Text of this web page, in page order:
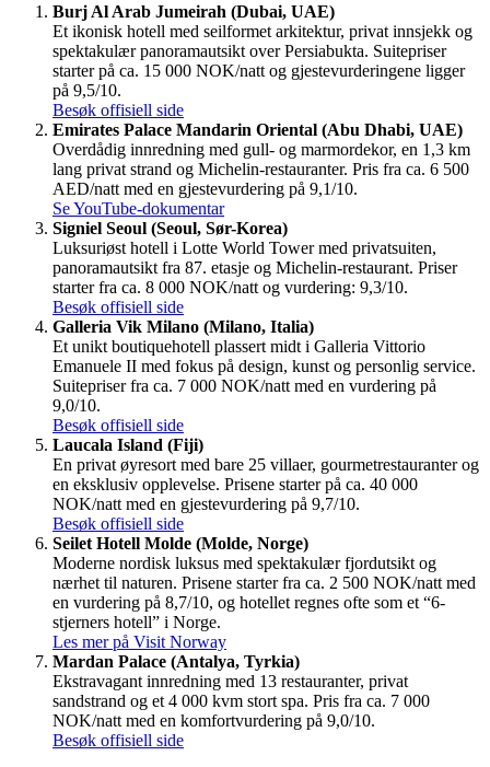
Burj Al Arab Jumeirah (Dubai, UAE)
Et ikonisk hotell med seilformet arkitektur, privat innsjekk og
spektakulær panoramautsikt over Persiabukta. Suitepriser
starter på ca. 15 000 NOK/natt og gjestevurderingene ligger
på 9,5/10.
Besøk offisiell side
Emirates Palace Mandarin Oriental (Abu Dhabi, UAE)
Overdådig innredning med gull- og marmordekor, en 1,3 km
lang privat strand og Michelin-restauranter. Pris fra ca. 6 500
AED/natt med en gjestevurdering på 9,1/10.
Se YouTube-dokumentar
Signiel Seoul (Seoul, Sør-Korea)
Luksuriøst hotell i Lotte World Tower med privatsuiten,
panoramautsikt fra 87. etasje og Michelin-restaurant. Priser
starter fra ca. 8 000 NOK/natt og vurdering: 9,3/10.
Besøk offisiell side
Galleria Vik Milano (Milano, Italia)
Et unikt boutiquehotell plassert midt i Galleria Vittorio
Emanuele II med fokus på design, kunst og personlig service.
Suitepriser fra ca. 7 000 NOK/natt med en vurdering på
9,0/10.
Besøk offisiell side
Laucala Island (Fiji)
En privat øyresort med bare 25 villaer, gourmetrestauranter og
en eksklusiv opplevelse. Prisene starter på ca. 40 000
NOK/natt med en gjestevurdering på 9,7/10.
Besøk offisiell side
Seilet Hotell Molde (Molde, Norge)
Moderne nordisk luksus med spektakulær fjordutsikt og
nærhet til naturen. Prisene starter fra ca. 2 500 NOK/natt med
en vurdering på 8,7/10, og hotellet regnes ofte som et “6-
stjerners hotell” i Norge.
Les mer på Visit Norway
Mardan Palace (Antalya, Tyrkia)
Ekstravagant innredning med 13 restauranter, privat
sandstrand og et 4 000 kvm stort spa. Pris fra ca. 7 000
NOK/natt med en komfortvurdering på 9,0/10.
Besøk offisiell side